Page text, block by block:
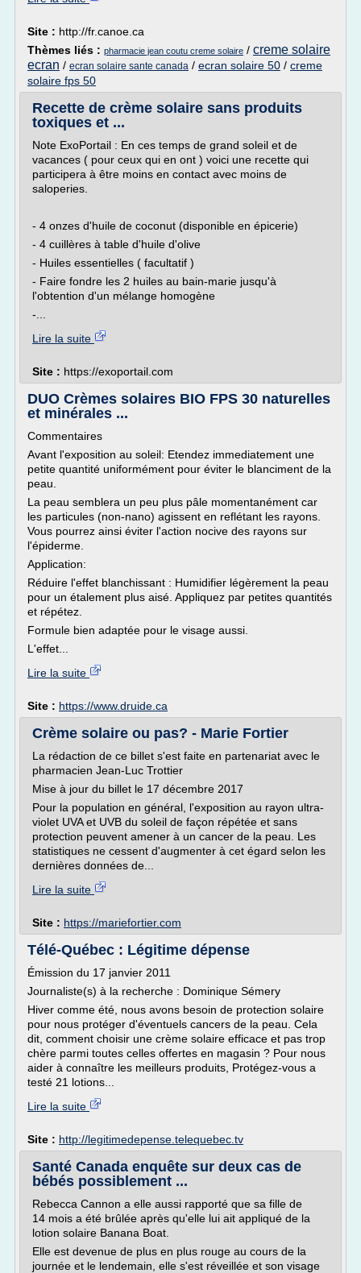
Site : http://fr.canoe.ca
Thèmes liés : pharmacie jean coutu creme solaire / creme solaire
ecran / ecran solaire sante canada / ecran solaire 50 / creme
solaire fps 50
Recette de crème solaire sans produits
toxiques et ...
Note ExoPortail : En ces temps de grand soleil et de
vacances ( pour ceux qui en ont ) voici une recette qui
participera à être moins en contact avec moins de
saloperies.
- 4 onzes d'huile de coconut (disponible en épicerie)
- 4 cuillères à table d'huile d'olive
- Huiles essentielles ( facultatif )
- Faire fondre les 2 huiles au bain-marie jusqu'à
l'obtention d'un mélange homogène
-...
Lire la suite
Site : https://exoportail.com
DUO Crèmes solaires BIO FPS 30 naturelles
et minérales ...
Commentaires
Avant l'exposition au soleil: Etendez immediatement une
petite quantité uniformément pour éviter le blanciment de la
peau.
La peau semblera un peu plus pâle momentanément car
les particules (non-nano) agissent en reflétant les rayons.
Vous pourrez ainsi éviter l'action nocive des rayons sur
l'épiderme.
Application:
Réduire l'effet blanchissant : Humidifier légèrement la peau
pour un étalement plus aisé. Appliquez par petites quantités
et répétez.
Formule bien adaptée pour le visage aussi.
L'effet...
Lire la suite
Site : https://www.druide.ca
Crème solaire ou pas? - Marie Fortier
La rédaction de ce billet s'est faite en partenariat avec le
pharmacien Jean-Luc Trottier
Mise à jour du billet le 17 décembre 2017
Pour la population en général, l'exposition au rayon ultra-
violet UVA et UVB du soleil de façon répétée et sans
protection peuvent amener à un cancer de la peau. Les
statistiques ne cessent d'augmenter à cet égard selon les
dernières données de...
Lire la suite
Site : https://mariefortier.com
Télé-Québec : Légitime dépense
Émission du 17 janvier 2011
Journaliste(s) à la recherche : Dominique Sémery
Hiver comme été, nous avons besoin de protection solaire
pour nous protéger d'éventuels cancers de la peau. Cela
dit, comment choisir une crème solaire efficace et pas trop
chère parmi toutes celles offertes en magasin ? Pour nous
aider à connaître les meilleurs produits, Protégez-vous a
testé 21 lotions...
Lire la suite
Site : http://legitimedepense.telequebec.tv
Santé Canada enquête sur deux cas de
bébés possiblement ...
Rebecca Cannon a elle aussi rapporté que sa fille de
14 mois a été brûlée après qu'elle lui ait appliqué de la
lotion solaire Banana Boat.
Elle est devenue de plus en plus rouge au cours de la
journée et le lendemain, elle s'est réveillée et son visage